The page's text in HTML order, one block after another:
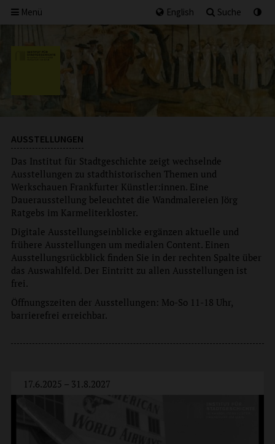
Menü English Suche
AUSSTELLUNGEN
Das Institut für Stadtgeschichte zeigt wechselnde
Ausstellungen zu stadthistorischen Themen und
Werkschauen Frankfurter Künstler:innen. Eine
Dauerausstellung beleuchtet die Wandmalereien Jörg
Ratgebs im Karmeliterkloster.
Digitale Ausstellungseinblicke ergänzen aktuelle und
frühere Ausstellungen um medialen Content. Einen
Ausstellungsrückblick finden Sie in der rechten Spalte über
das Auswahlfeld. Der Eintritt zu allen Ausstellungen ist
frei.
Öffnungszeiten der Ausstellungen: Mo-So 11-18 Uhr,
barrierefrei erreichbar.
17.6.2025 – 31.8.2027